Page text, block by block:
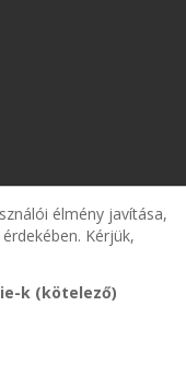
élmény javítása,
Kérjük,
k (kötelező)